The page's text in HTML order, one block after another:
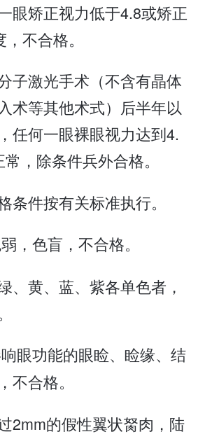
眼矫正视力低于4.8或矫正
不合格。
子激光手术（不含有晶体
术等其他术式）后半年以
任何一眼裸眼视力达到4.
，除条件兵外合格。
条件按有关标准执行。
，色盲，不合格。
、黄、蓝、紫各单色者，
眼功能的眼睑、睑缘、结
不合格。
2mm的假性翼状胬肉，陆